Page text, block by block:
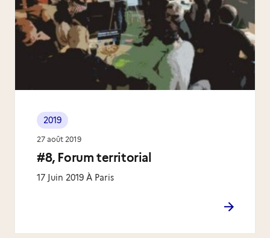
#8, Forum territorial
2019
17 Juin 2019 À Paris
27 août 2019